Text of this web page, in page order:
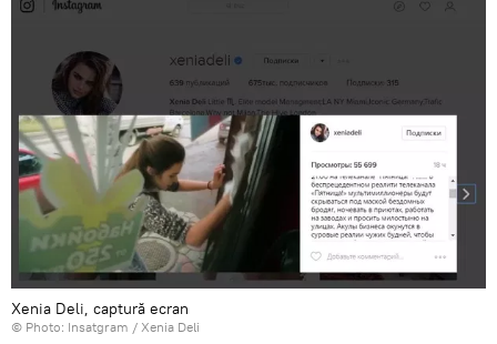
Xenia Deli, captură ecran
© Photo: Insatgram / Xenia Deli